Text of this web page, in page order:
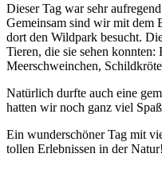
Dieser Tag war sehr
Gemeinsam sind wir mit dem
dort den Wildpark besucht.
Tieren, die sie sehen
Meerschweinchen,
Natürlich durfte auch eine
hatten wir noch ganz viel
Ein wunderschöner Tag mit
tollen Erlebnissen in der Natur!